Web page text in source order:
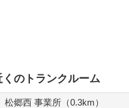
くのトランクルーム
松郷西 事業所（0.3km）